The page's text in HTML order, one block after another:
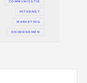
Redactie artikelen